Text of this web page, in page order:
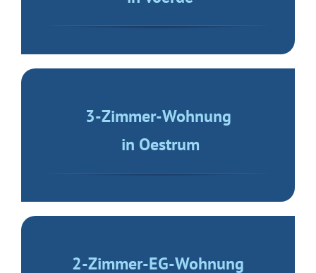
3-Zimmer-Wohnung
in Oestrum
2-Zimmer-EG-Wohnung